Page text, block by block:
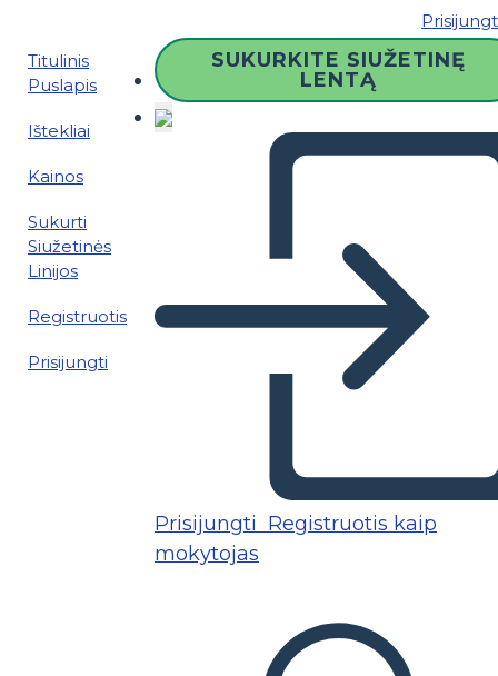
Titulinis
Puslapis
Ištekliai
Kainos
Sukurti
Siužetinės
Linijos
Registruotis
Prisijungti
SUKURKITE SIUŽETINĘ
LENTĄ
Prisijungti Registruotis kaip
mokytojas